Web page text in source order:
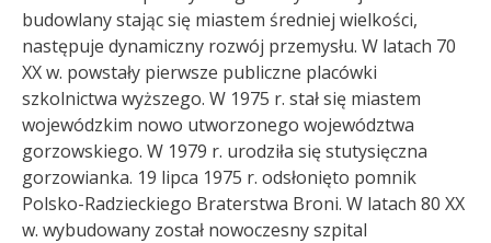
budowlany stając się miastem średniej wielkości,
następuje dynamiczny rozwój przemysłu. W latach 70
XX w. powstały pierwsze publiczne placówki
szkolnictwa wyższego. W 1975 r. stał się miastem
wojewódzkim nowo utworzonego województwa
gorzowskiego. W 1979 r. urodziła się stutysięczna
gorzowianka. 19 lipca 1975 r. odsłonięto pomnik
Polsko-Radzieckiego Braterstwa Broni. W latach 80 XX
w. wybudowany został nowoczesny szpital